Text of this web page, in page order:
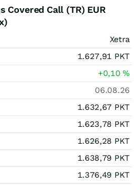
Covered Call (TR) EUR
Xetra
1.627,91 PKT
+0,10%
06.08.26
1.632,67 PKT
1.623,78 PKT
1.626,28 PKT
1.638,79 PKT
1.376,49 PKT